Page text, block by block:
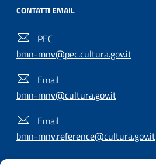
CONTATTI EMAIL
PEC
bmn-mnv@pec.cultura.gov.it
Email
bmn-mnv@cultura.gov.it
Email
bmn-mnv.reference@cultura.gov.it